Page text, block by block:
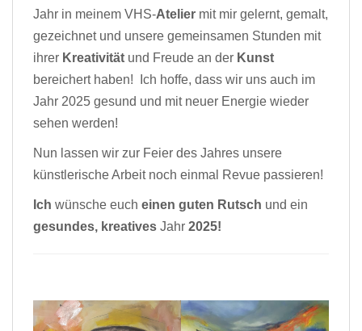
Jahr in meinem VHS-Atelier mit mir gelernt, gemalt,
gezeichnet und unsere gemeinsamen Stunden mit
ihrer Kreativität und Freude an der Kunst
bereichert haben! Ich hoffe, dass wir uns auch im
Jahr 2025 gesund und mit neuer Energie wieder
sehen werden!
Nun lassen wir zur Feier des Jahres unsere
künstlerische Arbeit noch einmal Revue passieren!
Ich wünsche euch einen guten Rutsch und ein
gesundes, kreatives Jahr 2025!